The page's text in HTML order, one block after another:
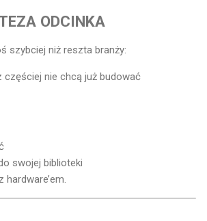
ODCINKA
szybciej niż reszta branży:
nie chcą już budować
swojej biblioteki
hardware’em.